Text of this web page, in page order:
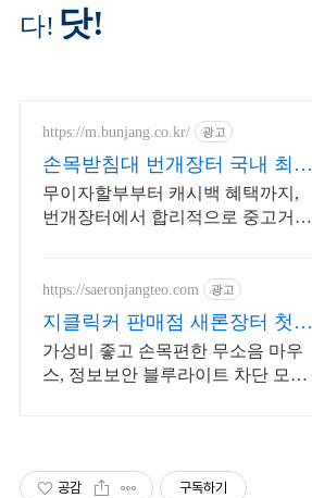
다! 닷!
https://m.bunjang.co.kr/ 광고
손목받침대 번개장터 국내 최대
브랜드 중고거래
무이자할부부터 캐시백 혜택까지,
번개장터에서 합리적으로 중고거래
신규 상품 업로드
https://saeronjangteo.com 광고
지클릭커 판매점 새론장터 첫구
매혜택~ 역시 빠른배송!
가성비 좋고 손목편한 무소음 마우
스, 정보보안 블루라이트 차단 모니
공감 구독하기